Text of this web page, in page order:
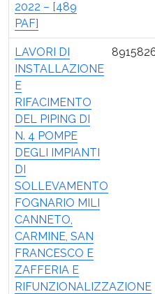
2022 – [489
PAF]
LAVORI DI
INSTALLAZIONE
E
RIFACIMENTO
DEL PIPING DI
N. 4 POMPE
DEGLI IMPIANTI
DI
SOLLEVAMENTO
FOGNARIO MILI
CANNETO,
CARMINE, SAN
FRANCESCO E
ZAFFERIA E
RIFUNZIONALIZZAZIONE